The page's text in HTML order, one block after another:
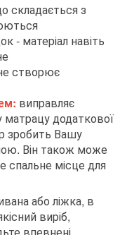
складається з
- матеріал навіть
створює
виправляє
матрацу додаткової
зробить Вашу
Він також може
спальне місце для
або ліжка, в
виріб,
впевнені,